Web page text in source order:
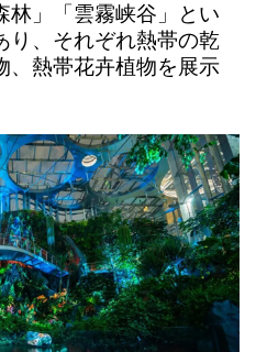
林」「雲霧峡谷」とい
り、それぞれ熱帯の乾
、熱帯花卉植物を展示